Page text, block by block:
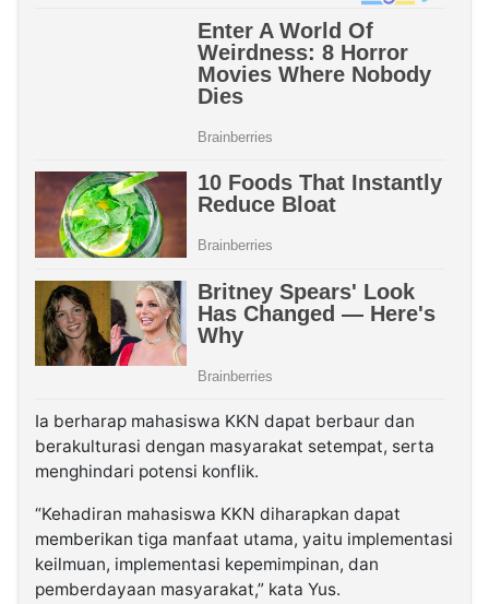
Ia berharap mahasiswa KKN dapat berbaur dan
berakulturasi dengan masyarakat setempat, serta
menghindari potensi konflik.
“Kehadiran mahasiswa KKN diharapkan dapat
memberikan tiga manfaat utama, yaitu implementasi
keilmuan, implementasi kepemimpinan, dan
pemberdayaan masyarakat,” kata Yus.